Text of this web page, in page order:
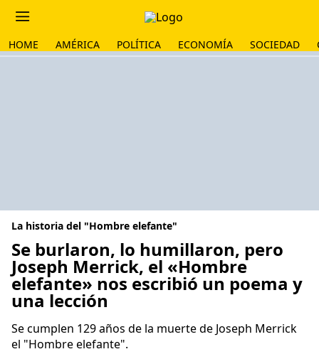
HOME AMÉRICA POLÍTICA ECONOMÍA SOCIEDAD
La historia del "Hombre elefante"
Se burlaron, lo humillaron, pero
Joseph Merrick, el «Hombre
elefante» nos escribió un poema y
una lección
Se cumplen 129 años de la muerte de Joseph Merrick
el "Hombre elefante".